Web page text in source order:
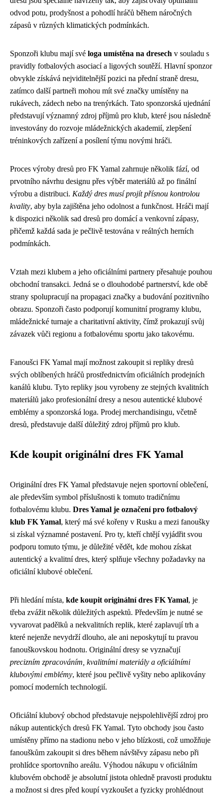
odvod potu, prodyšnost a pohodlí hráčů během náročných
zápasů v různých klimatických podmínkách.
Sponzoři klubu mají své loga umístěna na dresech v souladu s
pravidly fotbalových asociací a ligových soutěží. Hlavní sponzor
obvykle získává nejviditelnější pozici na přední straně dresu,
zatímco další partneři mohou mít své značky umístěny na
rukávech, zádech nebo na trenýrkách. Tato sponzorská ujednání
představují významný zdroj příjmů pro klub, které jsou následně
investovány do rozvoje mládežnických akademií, zlepšení
tréninkových zařízení a posílení týmu novými hráči.
Proces výroby dresů pro FK Yamal zahrnuje několik fází, od
prvotního návrhu designu přes výběr materiálů až po finální
výrobu a distribuci. Každý dres musí projít přísnou kontrolou
kvality, aby byla zajištěna jeho odolnost a funkčnost. Hráči mají
k dispozici několik sad dresů pro domácí a venkovní zápasy,
přičemž každá sada je pečlivě testována v reálných herních
podmínkách.
Vztah mezi klubem a jeho oficiálními partnery přesahuje pouhou
obchodní transakci. Jedná se o dlouhodobé partnerství, kde obě
strany spolupracují na propagaci značky a budování pozitivního
obrazu. Sponzoři často podporují komunitní programy klubu,
mládežnické turnaje a charitativní aktivity, čímž prokazují svůj
závazek vůči regionu a fotbalovému sportu jako takovému.
Fanoušci FK Yamal mají možnost zakoupit si repliky dresů
svých oblíbených hráčů prostřednictvím oficiálních prodejních
kanálů klubu. Tyto repliky jsou vyrobeny ze stejných kvalitních
materiálů jako profesionální dresy a nesou autentické klubové
emblémy a sponzorská loga. Prodej merchandisingu, včetně
dresů, představuje další důležitý zdroj příjmů pro klub.
Kde koupit originální dres FK Yamal
Originální dres FK Yamal představuje nejen sportovní oblečení,
ale především symbol příslušnosti k tomuto tradičnímu
fotbalovému klubu. Dres Yamal je označení pro fotbalový
klub FK Yamal, který má své kořeny v Rusku a mezi fanoušky
si získal významné postavení. Pro ty, kteří chtějí vyjádřit svou
podporu tomuto týmu, je důležité vědět, kde mohou získat
autentický a kvalitní dres, který splňuje všechny požadavky na
oficiální klubové oblečení.
Při hledání místa, kde koupit originální dres FK Yamal, je
třeba zvážit několik důležitých aspektů. Především je nutné se
vyvarovat padělků a nekvalitních replik, které zaplavují trh a
které nejenže nevydrží dlouho, ale ani neposkytují tu pravou
fanouškovskou hodnotu. Originální dresy se vyznačují
precizním zpracováním, kvalitními materiály a oficiálními
klubovými emblémy, které jsou pečlivě vyšity nebo aplikovány
pomocí moderních technologií.
Oficiální klubový obchod představuje nejspolehlivější zdroj pro
nákup autentických dresů FK Yamal. Tyto obchody jsou často
umístěny přímo na stadionu nebo v jeho blízkosti, což umožňuje
fanouškům zakoupit si dres během návštěvy zápasu nebo při
prohlídce sportovního areálu. Výhodou nákupu v oficiálním
klubovém obchodě je absolutní jistota ohledně pravosti produktu
a možnost si dres před koupí vyzkoušet a fyzicky prohlédnout